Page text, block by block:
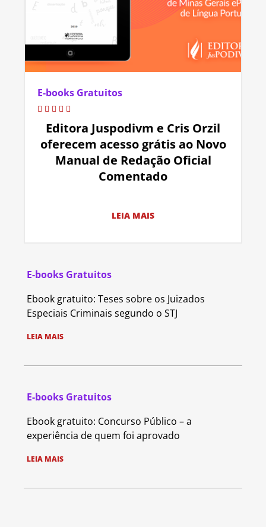
E-books Gratuitos
Editora Juspodivm e Cris Orzil
oferecem acesso grátis ao Novo
Manual de Redação Oficial
Comentado
LEIA MAIS
E-books Gratuitos
Ebook gratuito: Teses sobre os Juizados
Especiais Criminais segundo o STJ
LEIA MAIS
E-books Gratuitos
Ebook gratuito: Concurso Público – a
experiência de quem foi aprovado
LEIA MAIS